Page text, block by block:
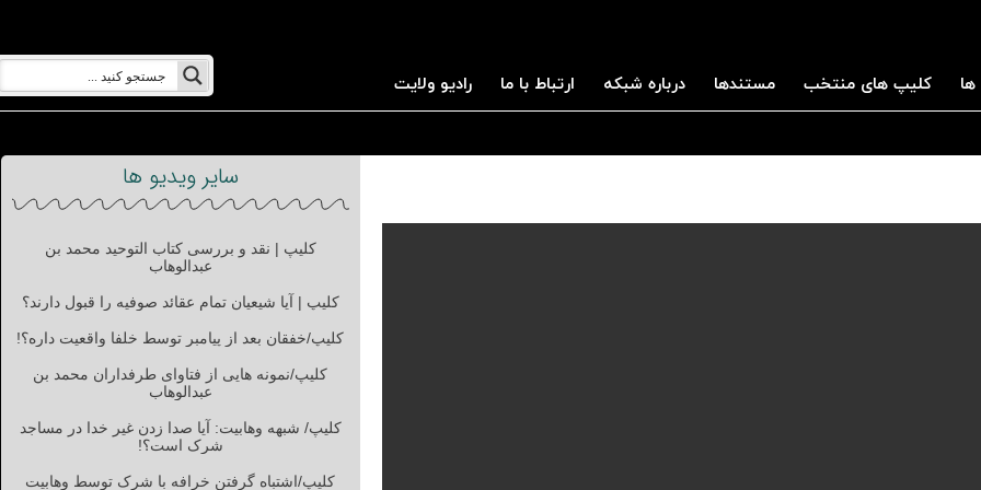
ها کلیپ های منتخب مستندها درباره شبکه ارتباط با ما رادیو ولایت
سایر ویدیو ها
کلیپ | نقد و بررسی کتاب التوحید محمد بن
عبدالوهاب
کلیپ | آیا شیعیان تمام عقائد صوفیه را قبول دارند؟
کلیپ/خفقان بعد از پیامبر توسط خلفا واقعیت داره؟!
کلیپ/نمونه هایی از فتاوای طرفداران محمد بن
عبدالوهاب
کلیپ/ شبهه وهابیت: آیا صدا زدن غیر خدا در مساجد
شرک است؟!
کلیپ/اشتباه گرفتن خرافه با شرک توسط وهابیت